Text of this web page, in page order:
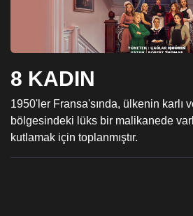
8 KADIN
1950'ler Fransa'sında, ülkenin karlı
bölgesindeki lüks bir malikanede
kutlamak için toplanmıştır.